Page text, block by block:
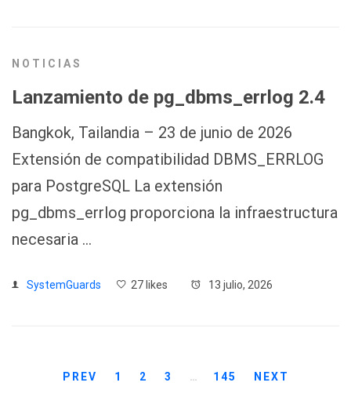
NOTICIAS
Lanzamiento de pg_dbms_errlog 2.4
Bangkok, Tailandia – 23 de junio de 2026
Extensión de compatibilidad DBMS_ERRLOG
para PostgreSQL La extensión
pg_dbms_errlog proporciona la infraestructura
necesaria …
SystemGuards 27 likes 13 julio, 2026
PREV 1 2 3 145 NEXT